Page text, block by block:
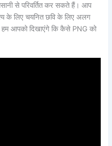
से परिवर्तित कर सकते हैं। आप
के लिए चयनित छवि के लिए अलग
आपको दिखाएंगे कि कैसे PNG को